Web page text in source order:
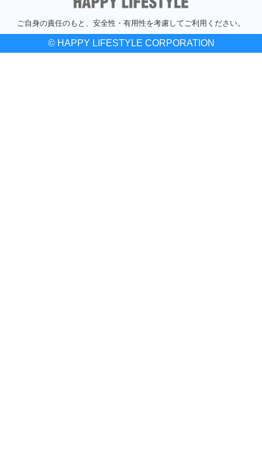
ご自身の責任のもと、安全性・有用性を考慮してご利用ください。
© HAPPY LIFESTYLE CORPORATION